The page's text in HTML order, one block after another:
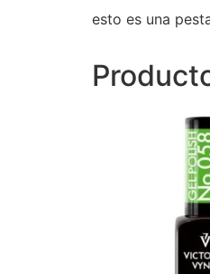
esto es una